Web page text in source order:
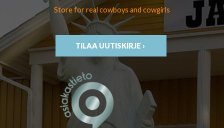
Store for real cowboys and cowgirls
TILAA UUTISKIRJE ›